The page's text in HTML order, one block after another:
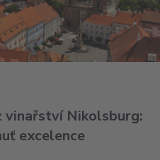
vinařství Nikolsburg:
excelence